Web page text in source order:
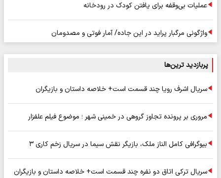
عملیات بی‌وقفه برای یافتن کودک در رودخانه
واژگونی مرگبار پراید در این جاده/ آمار فوتی و مصدومان
پربازدید ترین‌ها
سریال اشرف رویا چند قسمت است+ خلاصه داستان و بازیگران
مروری بر پرونده تجاوز گروهی در خمینی شهر ؛ موضوع فیلم علفزار
بیوگرافی کامل الناز ملک، بازیگر نقش سیما در سریال زخم کاری ۳
سریال ترکی اتاق دو نفره چند قسمت است+ خلاصه داستان و بازیگران